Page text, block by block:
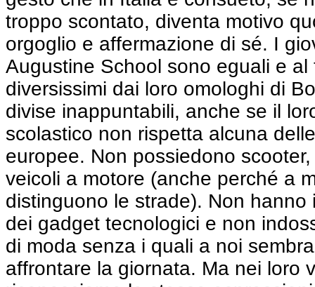
troppo scontato, diventa motivo
orgoglio e affermazione di sé. I
Augustine School sono eguali e al
diversissimi dai loro omologhi di
divise inappuntabili, anche se il
scolastico non rispetta alcuna
europee. Non possiedono
veicoli a motore (anche perché a
distinguono le strade). Non hanno
dei gadget tecnologici e non
di moda senza i quali a noi
affrontare la giornata. Ma nei loro